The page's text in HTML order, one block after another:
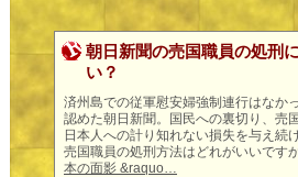
朝日新聞の売国職員の処刑
い？
済州島での従軍慰安婦強制連行はなか
認めた朝日新聞。国民への裏切り、売
日本人への計り知れない損失を与え続
売国職員の処刑方法はどれがいいです
本の面影 &raquo…